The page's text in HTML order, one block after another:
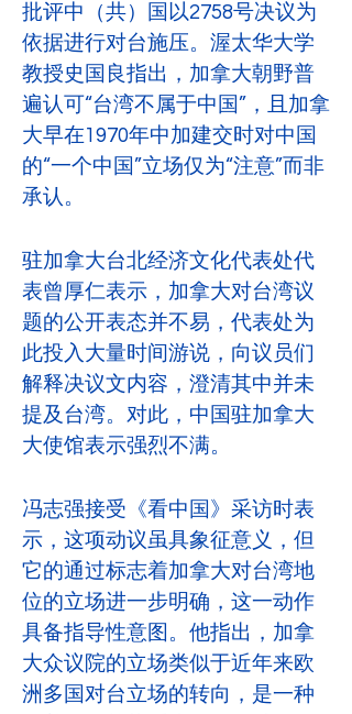
批评中（共）国以2758号决议为
依据进行对台施压。渥太华大学
教授史国良指出，加拿大朝野普
遍认可“台湾不属于中国”，且加拿
大早在1970年中加建交时对中国
的“一个中国”立场仅为“注意”而非
承认。
驻加拿大台北经济文化代表处代
表曾厚仁表示，加拿大对台湾议
题的公开表态并不易，代表处为
此投入大量时间游说，向议员们
解释决议文内容，澄清其中并未
提及台湾。对此，中国驻加拿大
大使馆表示强烈不满。
冯志强接受《看中国》采访时表
示，这项动议虽具象征意义，但
它的通过标志着加拿大对台湾地
位的立场进一步明确，这一动作
具备指导性意图。他指出，加拿
大众议院的立场类似于近年来欧
洲多国对台立场的转向，是一种